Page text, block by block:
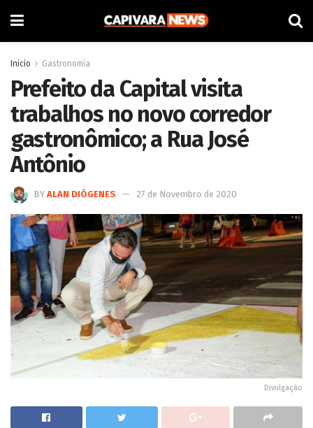
Inicio Gastronomia
Prefeito da Capital visita
trabalhos no novo corredor
gastronômico; a Rua José
Antônio
BY ALAN DIÓGENES 27 de Novembro de 2020
Divulgação